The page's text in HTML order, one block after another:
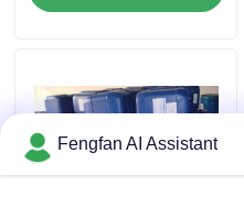
Demander un devis
Fengfan AI Assistant